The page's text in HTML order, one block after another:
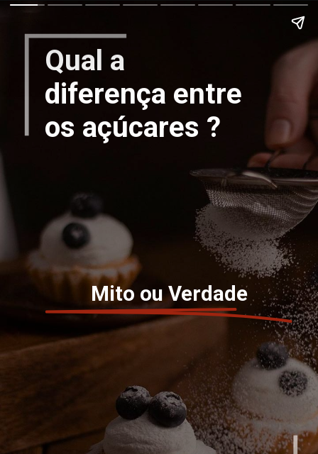
Qual a
diferença entre
os açúcares ?
Mito ou Verdade